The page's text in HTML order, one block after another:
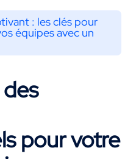
: les clés pour
équipes avec un
pour votre